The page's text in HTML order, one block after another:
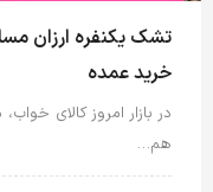
تشک یکنفره ارزان
خرید عمده
در بازار امروز کالای
هم…